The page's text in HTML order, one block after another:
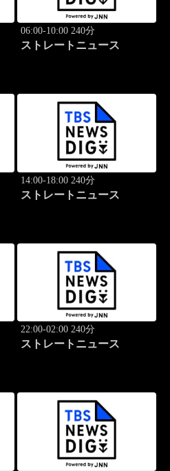
06:00-10:00 240分
ストレートニュース
14:00-18:00 240分
ストレートニュース
22:00-02:00 240分
ストレートニュース